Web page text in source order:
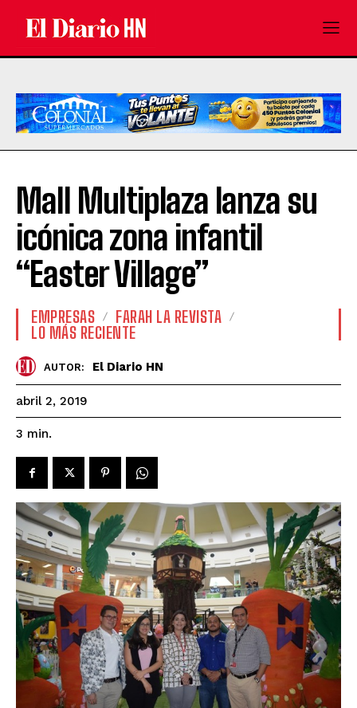
Mall Multiplaza lanza su
icónica zona infantil
“Easter Village”
EMPRESAS
FARAH LA REVISTA
LO MÁS RECIENTE
AUTOR: El Diario HN
abril 2, 2019
3 min.